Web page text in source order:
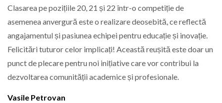
Clasarea pe pozițiile 20, 21 și 22 într-o competiție de
asemenea anvergură este o realizare deosebită, ce reflectă
angajamentul și pasiunea echipei pentru educație și inovație.
Felicitări tuturor celor implicați! Această reușită este doar un
punct de plecare pentru noi inițiative care vor contribui la
dezvoltarea comunității academice și profesionale.
Vasile Petrovan